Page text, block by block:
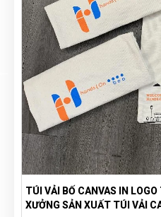
TÚI VẢI BỐ CANVAS IN
XƯỞNG SẢN XUẤT TÚI VẢI